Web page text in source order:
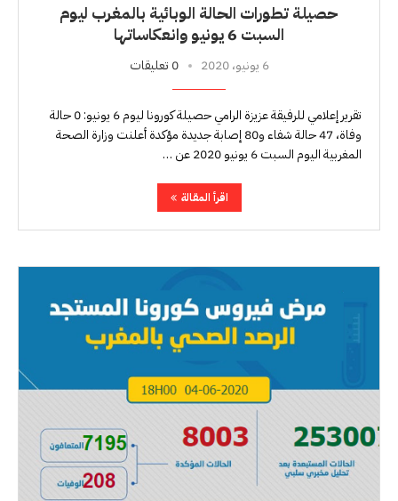
حصيلة تطورات الحالة الوبائية بالمغرب ليوم
السبت 6 يونيو وانعكاساتها
6 يونيو، 2020 0 تعليقات
تقرير إعلامي للرفيقة عزيزة الرامي حصيلة كورونا ليوم 6 يونيو: 0 حالة
وفاة، 47 حالة شفاء و80 إصابة جديدة مؤكدة أعلنت وزارة الصحة
المغربية اليوم السبت 6 يونيو 2020 عن …
اقرأ المقالة